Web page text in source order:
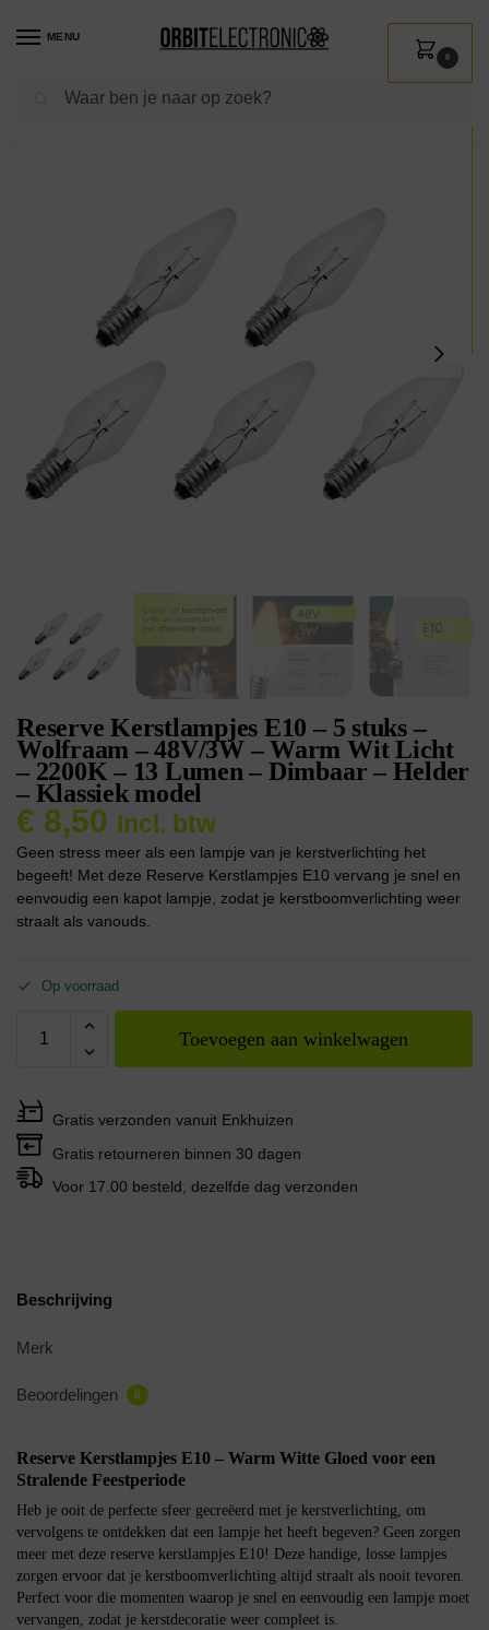
MENU
Zoeken
0
Shop / Verlichting / Lichtbronnen
Reserve Kerstlampjes E10 – 5 stuks –
Wolfraam – 48V/3W – Warm Wit Licht
– 2200K – 13 Lumen – Dimbaar – Helder
– Klassiek model
€ 8,50 Incl. btw
Geen stress meer als een lampje van je kerstverlichting het
begeeft! Met deze Reserve Kerstlampjes E10 vervang je snel en
eenvoudig een kapot lampje, zodat je kerstboomverlichting weer
straalt als vanouds.
Op voorraad
Toevoegen aan winkelwagen
Gratis verzonden vanuit Enkhuizen
Gratis retourneren binnen 30 dagen
Voor 17.00 besteld, dezelfde dag verzonden
Beschrijving
Merk
Beoordelingen 0
Reserve Kerstlampjes E10 – Warm Witte Gloed voor een
Stralende Feestperiode
Heb je ooit de perfecte sfeer gecreëerd met je kerstverlichting, om
vervolgens te ontdekken dat een lampje het heeft begeven? Geen zorgen
meer met deze reserve kerstlampjes E10! Deze handige, losse lampjes
zorgen ervoor dat je kerstboomverlichting altijd straalt als nooit tevoren.
Perfect voor die momenten waarop je snel en eenvoudig een lampje moet
vervangen, zodat je kerstdecoratie weer compleet is.